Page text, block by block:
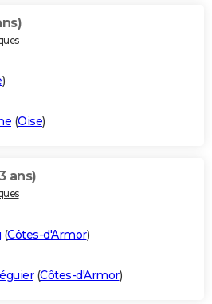
)
(Oise)
ans)
(Côtes-d'Armor)
(Côtes-d'Armor)